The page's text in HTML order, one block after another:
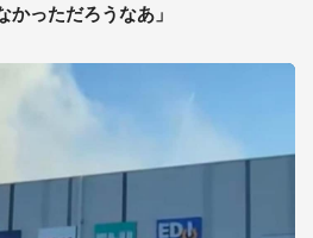
っただろうなあ」